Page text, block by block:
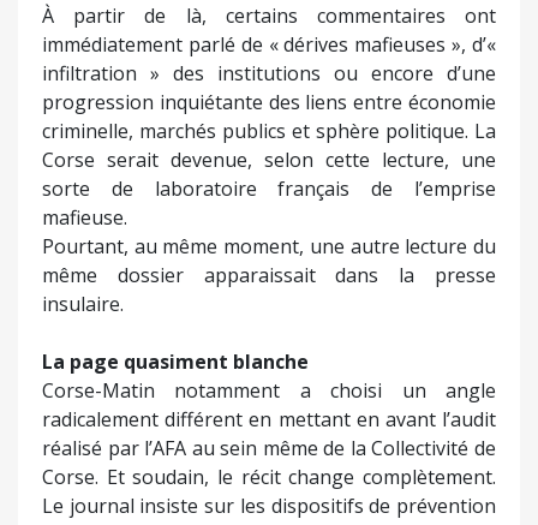
À partir de là, certains commentaires ont
immédiatement parlé de « dérives mafieuses », d’«
infiltration » des institutions ou encore d’une
progression inquiétante des liens entre économie
criminelle, marchés publics et sphère politique. La
Corse serait devenue, selon cette lecture, une
sorte de laboratoire français de l’emprise
mafieuse.
Pourtant, au même moment, une autre lecture du
même dossier apparaissait dans la presse
insulaire.
La page quasiment blanche
Corse-Matin notamment a choisi un angle
radicalement différent en mettant en avant l’audit
réalisé par l’AFA au sein même de la Collectivité de
Corse. Et soudain, le récit change complètement.
Le journal insiste sur les dispositifs de prévention